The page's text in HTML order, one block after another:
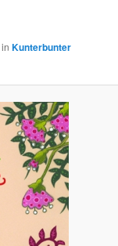
inKunterbunter